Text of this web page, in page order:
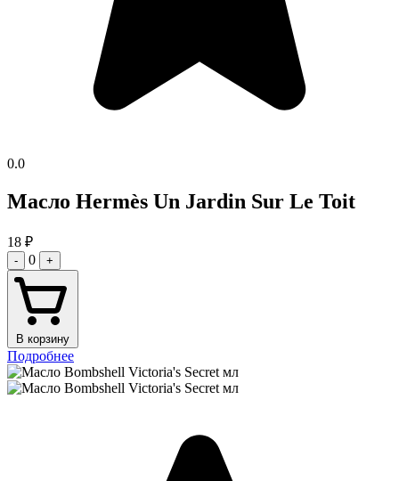
0.0
Масло Hermès Un Jardin Sur Le Toit
18 ₽
- 0 +
В корзину
Подробнее